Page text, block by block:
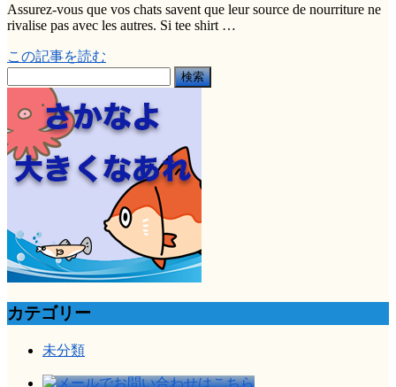
Assurez-vous que vos chats savent que leur source de nourriture ne
rivalise pas avec les autres. Si tee shirt …
この記事を読む
索:
カテゴリー
未分類